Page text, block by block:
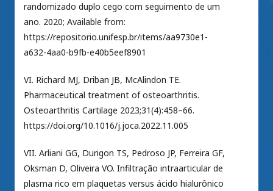
randomizado duplo cego com seguimento de um
ano. 2020; Available from:
https://repositorio.unifesp.br/items/aa9730e1-
a632-4aa0-b9fb-e40b5eef8901
VI. Richard MJ, Driban JB, McAlindon TE.
Pharmaceutical treatment of osteoarthritis.
Osteoarthritis Cartilage 2023;31(4):458–66.
https://doi.org/10.1016/j.joca.2022.11.005
VII. Arliani GG, Durigon TS, Pedroso JP, Ferreira GF,
Oksman D, Oliveira VO. Infiltração intraarticular de
plasma rico em plaquetas versus ácido hialurônico